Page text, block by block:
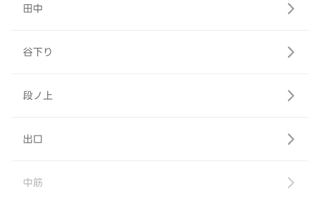
田中
谷下り
段ノ上
出口
中筋